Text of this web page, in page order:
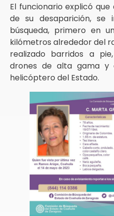
El funcionario explicó
de su desaparición, se
búsqueda, primero en
kilómetros alrededor del
realizado barridos a
drones de alta gama y
helicóptero del Estado.